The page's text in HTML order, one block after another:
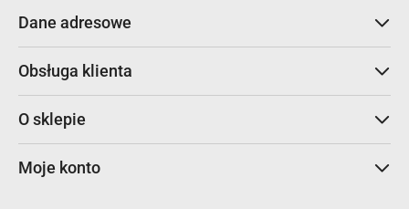
Dane adresowe
Obsługa klienta
O sklepie
Moje konto